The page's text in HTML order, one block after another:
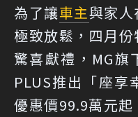
為了讓車主與家
極致放鬆，四月
驚喜獻禮，MG旗
PLUS推出「座享
優惠價99.9萬元